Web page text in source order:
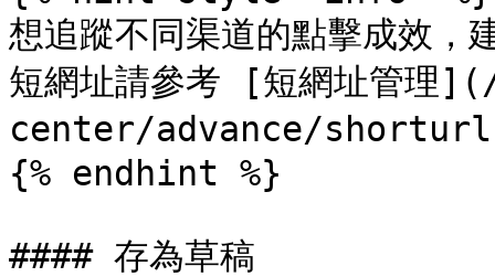
想追蹤不同渠道的點擊成效，
短網址請參考 [短網址管理
center/advance/
{% endhint %}
#### 存為草稿